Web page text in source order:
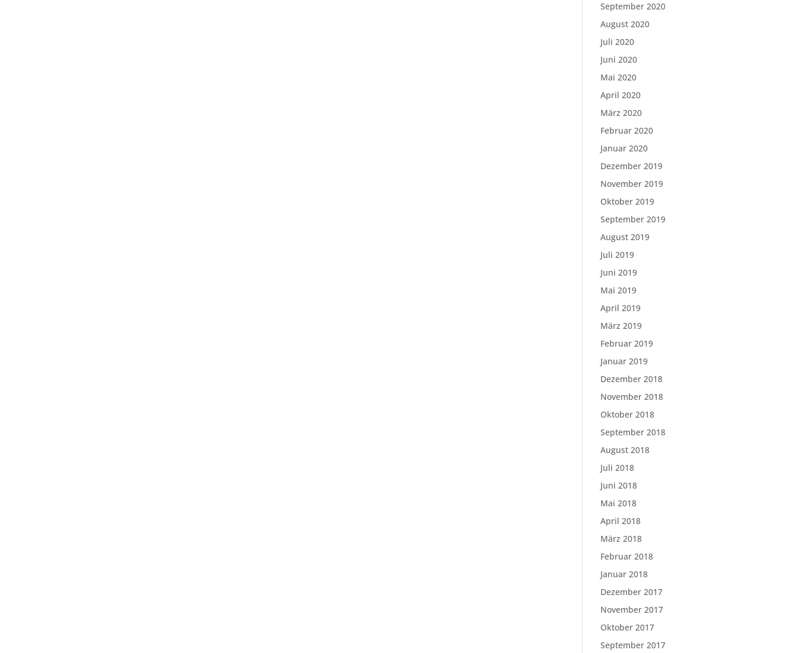
September 2020
August 2020
Juli 2020
Juni 2020
Mai 2020
April 2020
März 2020
Februar 2020
Januar 2020
Dezember 2019
November 2019
Oktober 2019
September 2019
August 2019
Juli 2019
Juni 2019
Mai 2019
April 2019
März 2019
Februar 2019
Januar 2019
Dezember 2018
November 2018
Oktober 2018
September 2018
August 2018
Juli 2018
Juni 2018
Mai 2018
April 2018
März 2018
Februar 2018
Januar 2018
Dezember 2017
November 2017
Oktober 2017
September 2017